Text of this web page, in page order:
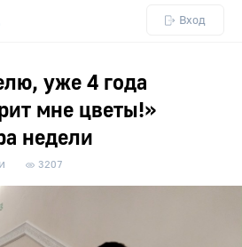
Вход
уже 4 года
мне цветы!»
недели
3207